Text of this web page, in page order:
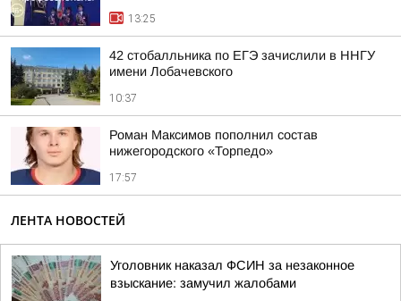
13:25
42 стобалльника по ЕГЭ зачислили в ННГУ
имени Лобачевского
10:37
Роман Максимов пополнил состав
нижегородского «Торпедо»
17:57
ЛЕНТА НОВОСТЕЙ
Уголовник наказал ФСИН за незаконное
взыскание: замучил жалобами